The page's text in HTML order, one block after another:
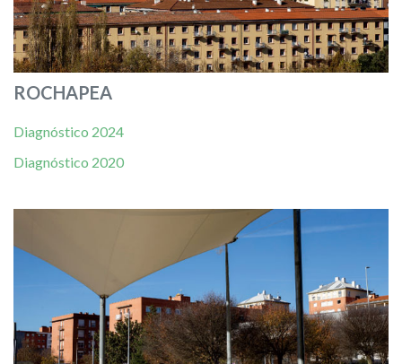
ROCHAPEA
Diagnóstico 2024
Diagnóstico 2020